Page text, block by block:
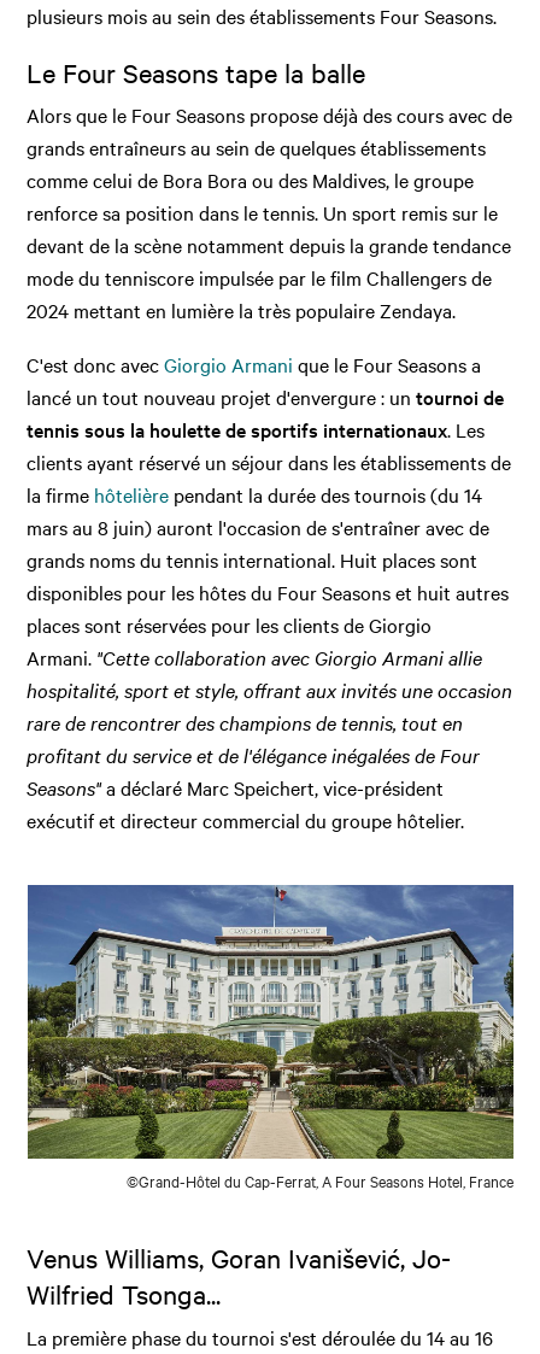
plusieurs mois au sein des établissements Four Seasons.
Le Four Seasons tape la balle
Alors que le Four Seasons propose déjà des cours avec de
grands entraîneurs au sein de quelques établissements
comme celui de Bora Bora ou des Maldives, le groupe
renforce sa position dans le tennis. Un sport remis sur le
devant de la scène notamment depuis la grande tendance
mode du tenniscore impulsée par le film Challengers de
2024 mettant en lumière la très populaire Zendaya.
C'est donc avecGiorgio Armani que le Four Seasons a
lancé un tout nouveau projet d'envergure : untournoi de
tennis sous la houlette de sportifs internationaux. Les
clients ayant réservé un séjour dans les établissements de
la firme hôtelière pendant la durée des tournois (du 14
mars au 8 juin) auront l'occasion de s'entraîner avec de
grands noms du tennis international. Huit places sont
disponibles pour les hôtes du Four Seasons et huit autres
places sont réservées pour les clients de Giorgio
Armani. "Cette collaboration avec Giorgio Armani allie
hospitalité, sport et style, offrant aux invités une occasion
rare de rencontrer des champions de tennis, tout en
profitant du service et de l'élégance inégalées de Four
Seasons"a déclaré Marc Speichert, vice-président
exécutif et directeur commercial du groupe hôtelier.
©Grand-Hôtel du Cap-Ferrat, A Four Seasons Hotel, France
Venus Williams, Goran Ivanišević, Jo-
Wilfried Tsonga...
La première phase du tournoi s'est déroulée du 14 au 16